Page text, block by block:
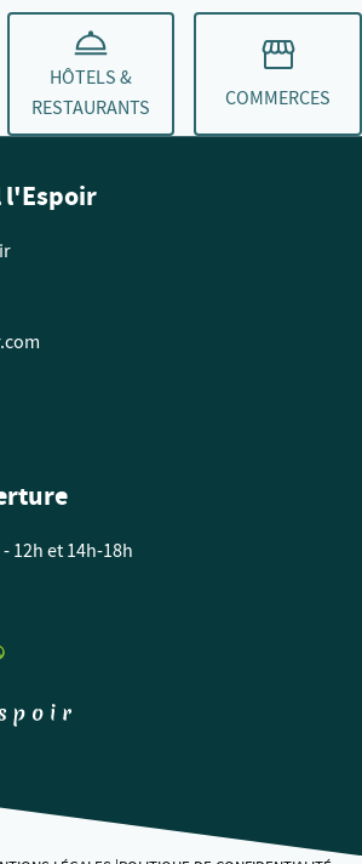
HÔTELS &
RESTAURANTS
COMMERCES
l'Espoir
12h et 14h-18h